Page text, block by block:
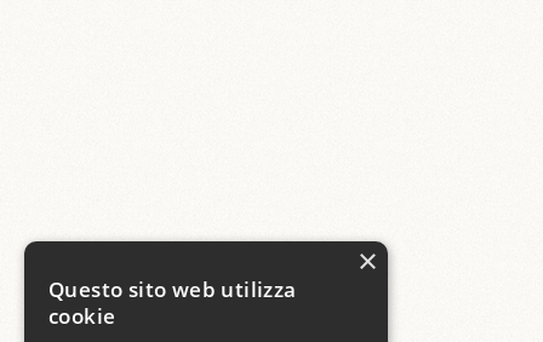
×
Questo sito web utilizza
cookie